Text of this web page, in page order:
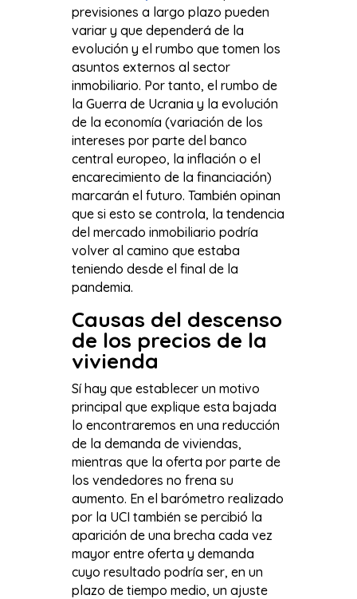
previsiones a largo plazo pueden
variar y que dependerá de la
evolución y el rumbo que tomen los
asuntos externos al sector
inmobiliario. Por tanto, el rumbo de
la Guerra de Ucrania y la evolución
de la economía (variación de los
intereses por parte del banco
central europeo, la inflación o el
encarecimiento de la financiación)
marcarán el futuro. También opinan
que si esto se controla, la tendencia
del mercado inmobiliario podría
volver al camino que estaba
teniendo desde el final de la
pandemia.
Causas del descenso
de los precios de la
vivienda
Sí hay que establecer un motivo
principal que explique esta bajada
lo encontraremos en una reducción
de la demanda de viviendas,
mientras que la oferta por parte de
los vendedores no frena su
aumento. En el barómetro realizado
por la UCI también se percibió la
aparición de una brecha cada vez
mayor entre oferta y demanda
cuyo resultado podría ser, en un
plazo de tiempo medio, un ajuste